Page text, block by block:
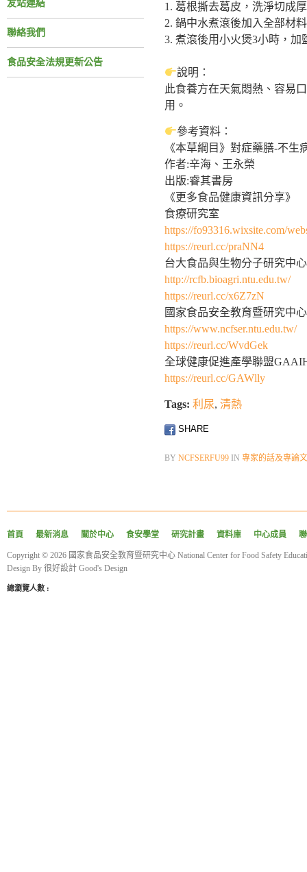
友站連結
聯絡我們
食品安全法規更新公告
1. 葛根撕去葛皮，洗淨切成
2. 鍋中水煮滾後加入全部材
3. 煮滾後用小火煲3小時，加
說明：
此食養方在天氣悶熱、容易
用。
參考資料：
《本草綱目》對症藥膳-不生
作者:辛海、王永榮
出版:睿其書房
《更多食品健康資訊分享》
食療研究室
https://fo93316.wixsite.com/
https://reurl.cc/praNN4
台大食品與生物分子研究中心
http://rcfb.bioagri.ntu.edu.tw/
https://reurl.cc/x6Z7zN
國家食品安全教育暨研究中心
https://www.ncfser.ntu.edu.tw/
https://reurl.cc/WvdGek
全球健康促進產學聯盟
https://reurl.cc/GAWlly
Tags: 利尿, 清熱
SHARE
BY NCFSERFU99 IN 專家的話及專論
首頁 最新消息 關於中心 食安學堂 研究計畫 資料庫 中心成員
Copyright © 2026 國家食品安全教育暨研究中心 National Center for Food Safety
Design By 很好設計 Good's Design
總瀏覽人數 :